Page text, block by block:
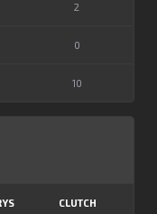
2
0
10
CLUTCH